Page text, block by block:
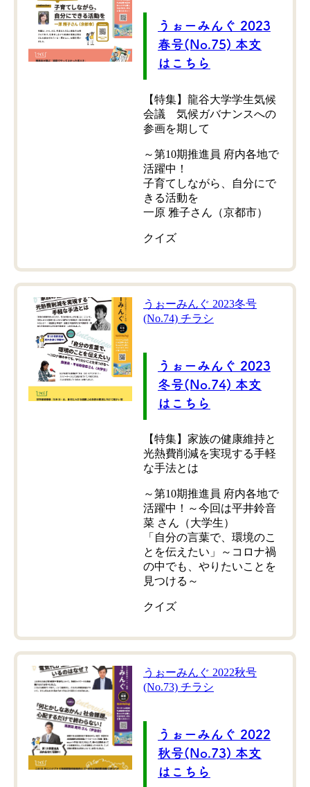
うぉーみんぐ 2023
春号(No.75) 本文
はこちら
【特集】龍谷大学学生気候
会議 気候ガバナンスへの
参画を期して
～第10期推進員 府内各地で
活躍中！
子育てしながら、自分にで
きる活動を
一原 雅子さん（京都市）
クイズ
うぉーみんぐ 2023冬号
(No.74) チラシ
うぉーみんぐ 2023
冬号(No.74) 本文
はこちら
【特集】家族の健康維持と
光熱費削減を実現する手軽
な手法とは
～第10期推進員 府内各地で
活躍中！～今回は平井鈴音
菜 さん（大学生）
「自分の言葉で、環境のこ
とを伝えたい」～コロナ禍
の中でも、やりたいことを
見つける～
クイズ
うぉーみんぐ 2022秋号
(No.73) チラシ
うぉーみんぐ 2022
秋号(No.73) 本文
はこちら